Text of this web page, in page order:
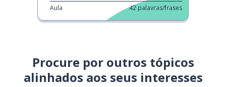
Aula 42 palavras/frases
Procure por outros tópicos
alinhados aos seus interesses